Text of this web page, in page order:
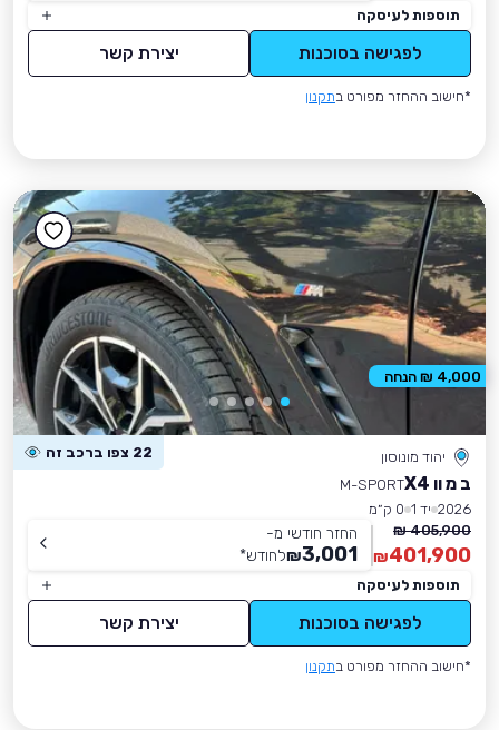
תוספות לעיסקה
לפגישה בסוכנות יצירת קשר
*חישוב ההחזר מפורט בתקנון
יהוד מונוסון 22 צפו ברכב זה
ב מ וו X4
M-SPORT
2026 יד 1
0 ק״מ
405,900 ₪
401,900
₪
החזר חודשי מ-
3,001
₪לחודש*
תוספות לעיסקה
לפגישה בסוכנות יצירת קשר
*חישוב ההחזר מפורט בתקנון
4,000 ₪ הנחה